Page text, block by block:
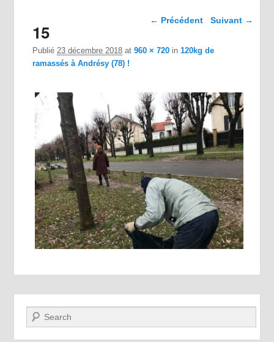
Navigation dans les
← Précédent Suivant →
15
Publié23 décembre 2018 at960 × 720 in120kg de
ramassés à Andrésy (78) !
Recherche